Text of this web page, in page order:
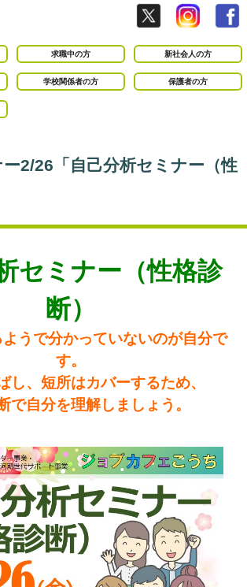
求職中の方 新社会人の方
学校関係者の方 保護者の方
2/26「自己分析セミナー（性
セミナー（性格診
断）
うで分かっていないのが自分で
す。
し、短所はカバーするため、
で自分を理解しましょう。